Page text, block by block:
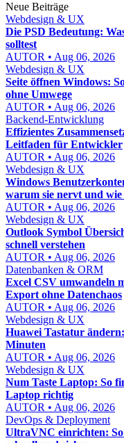
Neue Beiträge
Webdesign & UX
Die PSD Bedeutung:
solltest
AUTOR • Aug 06, 2026
Webdesign & UX
Seite öffnen Windows:
ohne Umwege
AUTOR • Aug 06, 2026
Backend-Entwicklung
Effizientes
Leitfaden für Entwickler
AUTOR • Aug 06, 2026
Webdesign & UX
Windows
warum sie nervt und
AUTOR • Aug 06, 2026
Webdesign & UX
Outlook Symbol
schnell verstehen
AUTOR • Aug 06, 2026
Datenbanken & ORM
Excel CSV umwandeln
Export ohne Datenchaos
AUTOR • Aug 06, 2026
Webdesign & UX
Huawei Tastatur
Minuten
AUTOR • Aug 06, 2026
Webdesign & UX
Num Taste Laptop: So
Laptop richtig
AUTOR • Aug 06, 2026
DevOps & Deployment
UltraVNC einrichten: